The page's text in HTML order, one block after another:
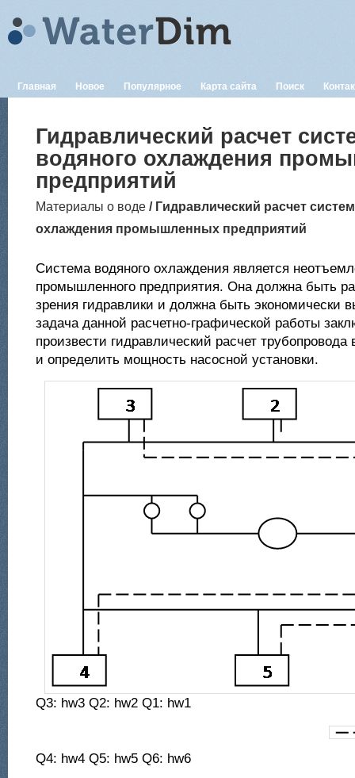
Главная Новое Популярное Карта сайта Поиск
Гидравлический расчет
водяного охлаждения
предприятий
Материалы о воде / Гидравлический расчет
охлаждения промышленных предприятий
Система водяного охлаждения является
промышленного предприятия. Она должна быть
зрения гидравлики и должна быть экономически
задача данной расчетно-графической работы
произвести гидравлический расчет трубопровода
и определить мощность насосной установки.
Q3: hw3 Q2: hw2 Q1: hw1
Q4: hw4 Q5: hw5 Q6: hw6